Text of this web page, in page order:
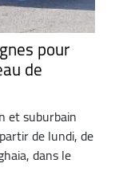
pour
de
et suburbain
de lundi, de
dans le